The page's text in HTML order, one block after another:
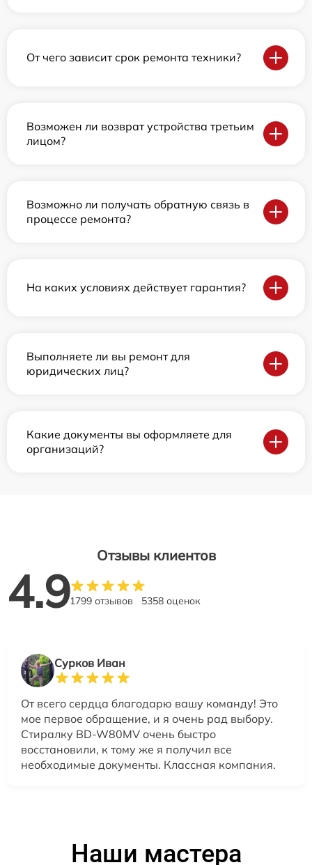
От чего зависит срок ремонта техники?
Возможен ли возврат устройства третьим
лицом?
Возможно ли получать обратную связь в
процессе ремонта?
На каких условиях действует гарантия?
Выполняете ли вы ремонт для
юридических лиц?
Какие документы вы оформляете для
организаций?
Отзывы клиентов
4.91799 отзывов 5358 оценок
Сурков Иван
От всего сердца благодарю вашу команду! Это
мое первое обращение, и я очень рад выбору.
Стиралку BD-W80MV очень быстро
восстановили, к тому же я получил все
необходимые документы. Классная компания.
Наши мастера